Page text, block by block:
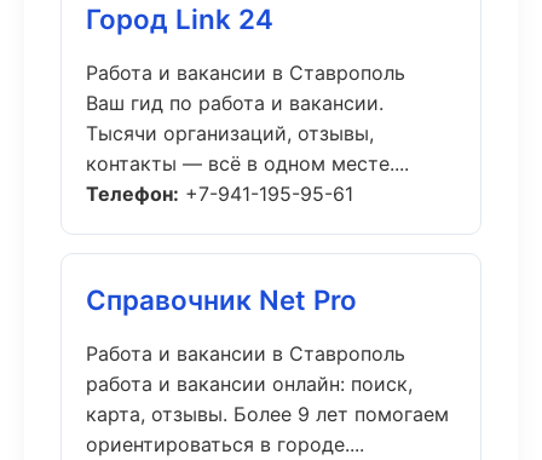
Город Link 24
Работа и вакансии в Ставрополь
Ваш гид по работа и вакансии.
Тысячи организаций, отзывы,
контакты — всё в одном месте....
Телефон: +7-941-195-95-61
Справочник Net Pro
Работа и вакансии в Ставрополь
работа и вакансии онлайн: поиск,
карта, отзывы. Более 9 лет помогаем
ориентироваться в городе....